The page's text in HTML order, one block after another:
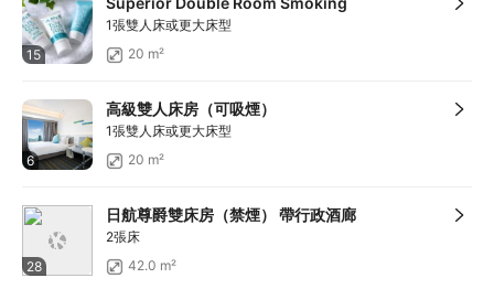
15
1張雙人床或更大床型
20 m²
6
高級雙人床房（可吸煙）
1張雙人床或更大床型
20 m²
28
日航尊爵雙床房（禁煙） 帶行政酒廊
2張床
42.0 m²